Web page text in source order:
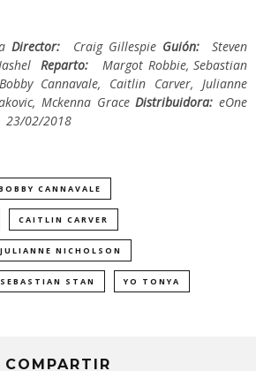
Director: Craig Gillespie Guión:
Steven
Reparto:
Margot Robbie, Sebastian
Cannavale, Caitlin Carver, Julianne
Mckenna GraceDistribuidora:eOne
23/02/2018
CANNAVALE
CAITLIN CARVER
JULIANNE NICHOLSON
SEBASTIAN STAN YO TONYA
COMPARTIR